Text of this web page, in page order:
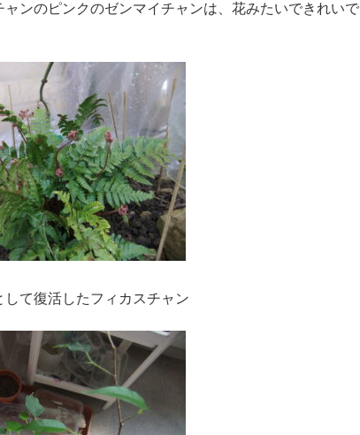
ャンのピンクのゼンマイチャンは、花みたいできれいで
して復活したフィカスチャン